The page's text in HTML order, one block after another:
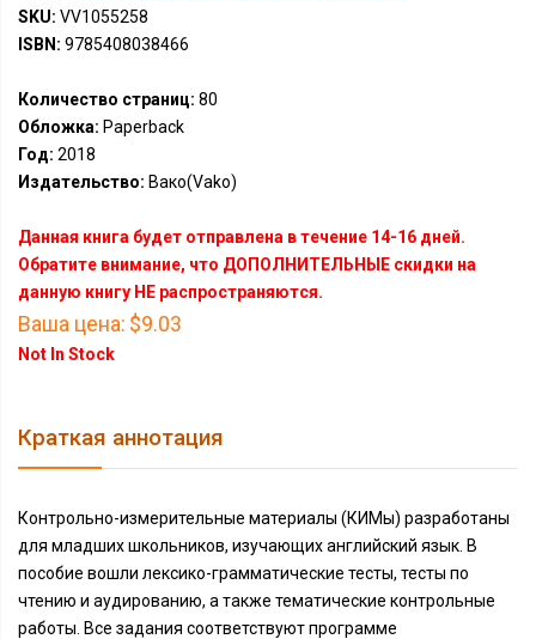
SKU: VV1055258
ISBN: 9785408038466
Количество страниц: 80
Обложка: Paperback
Год: 2018
Издательство: Вако(Vako)
Данная книга будет отправлена в течение 14-16 дней.
Обратите внимание, что ДОПОЛНИТЕЛЬНЫЕ скидки на
данную книгу НЕ распространяются.
Ваша цена: $9.03
Not In Stock
Краткая аннотация
Контрольно-измерительные материалы (КИМы) разработаны
для младших школьников, изучающих английский язык. В
пособие вошли лексико-грамматические тесты, тесты по
чтению и аудированию, а также тематические контрольные
работы. Все задания соответствуют программе